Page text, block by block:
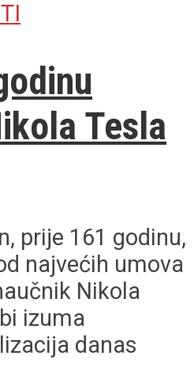
Tesla
prije 161 godinu,
najvećih umova
Nikola
izuma
danas